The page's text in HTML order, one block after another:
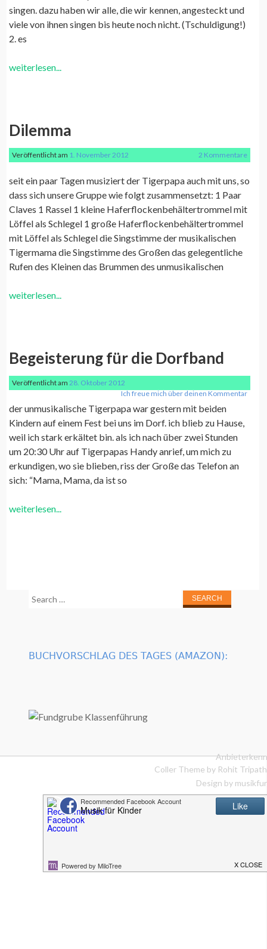
singen. dazu haben wir alle, die wir kennen, angesteckt und
viele von ihnen singen bis heute noch nicht. (Tschuldigung!)
2. es
weiterlesen...
Dilemma
Veröffentlicht am 1. November 2012 2 Kommentare
seit ein paar Tagen musiziert der Tigerpapa auch mit uns, so
dass sich unsere Gruppe wie folgt zusammensetzt: 1 Paar
Claves 1 Rassel 1 kleine Haferflockenbehältertrommel mit
Löffel als Schlegel 1 große Haferflockenbehältertrommel
mit Löffel als Schlegel die Singstimme der musikalischen
Tigermama die Singstimme des Großen das gelegentliche
Rufen des Kleinen das Brummen des unmusikalischen
weiterlesen...
Begeisterung für die Dorfband
Veröffentlicht am28. Oktober 2012
Ich freue mich über deinen Kommentar
der unmusikalische Tigerpapa war gestern mit beiden
Kindern auf einem Fest bei uns im Dorf. ich blieb zu Hause,
weil ich stark erkältet bin. als ich nach über zwei Stunden
um 20:30 Uhr auf Tigerpapas Handy anrief, um mich zu
erkundigen, wo sie blieben, riss der Große das Telefon an
sich: “Mama, Mama, da ist so
weiterlesen...
Search
BUCHVORSCHLAG DES TAGES (AMAZON):
Coller Theme by Rohit
Design by